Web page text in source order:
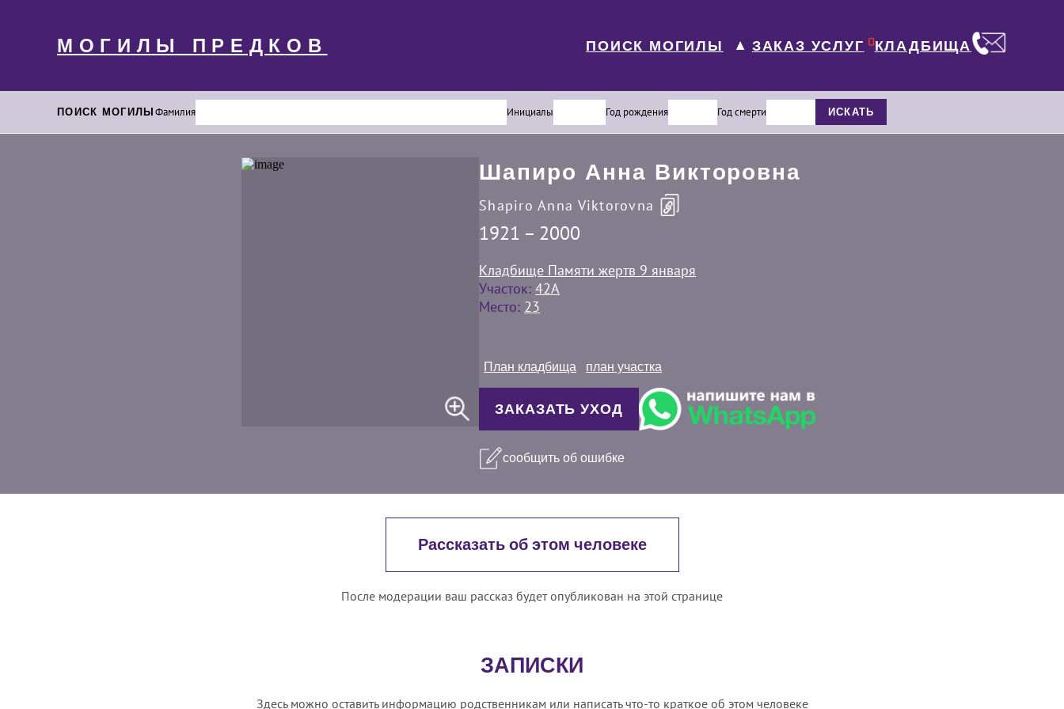
МОГИЛЫ ПРЕДКОВ ПОИСК МОГИЛЫ ▼ ЗАКАЗ УСЛУГ 0КЛАДБИЩА
ПОИСК МОГИЛЫФамилия Инициалы Год рождения Год смерти ИСКАТЬ
Шапиро Анна Викторовна
Shapiro Anna Viktorovna
1921 – 2000
Кладбище Памяти жертв 9 января
Участок: 42A
Место: 23
План кладбища план участка
ЗАКАЗАТЬ УХОД
сообщить об ошибке
Рассказать об этом человеке
После модерации ваш рассказ будет опубликован на этой странице
ЗАПИСКИ
Здесь можно оставить информацию родственникам или написать что-то краткое об этом человеке